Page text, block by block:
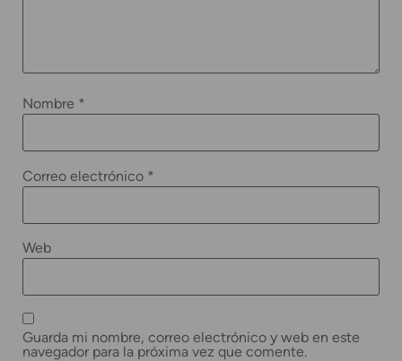
Nombre *
Correo electrónico *
Web
Guarda mi nombre, correo electrónico y web en este
navegador para la próxima vez que comente.